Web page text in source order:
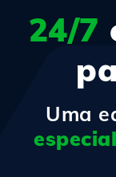
24/7
Uma